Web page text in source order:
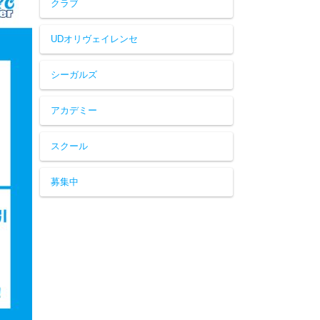
クラブ
UDオリヴェイレンセ
シーガルズ
アカデミー
スクール
募集中